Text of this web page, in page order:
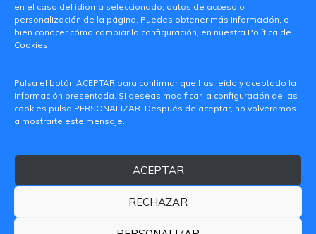
en el caso del idioma seleccionado, datos de acceso o
personalización de la página. Puedes obtener más información, o
bien conocer cómo cambiar la configuración, en nuestra Política de
Cookies.
Pulsa el botón ACEPTAR para confirmar que has leído y aceptado la
información presentada. Si deseas modificar la configuración de las
cookies pulsa PERSONALIZAR. Después de aceptar, no volveremos
a mostrarte este mensaje.
ACEPTAR
RECHAZAR
(València)
iditransferencia@epsg.upv.es
© 2026 CAMPUS DE GANDIA UNIVERSITAT POLITÈCNICA